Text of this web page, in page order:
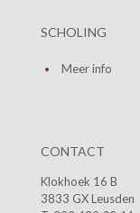
SCHOLING
Meer info
CONTACT
Klokhoek 16 B
3833 GX Leusden